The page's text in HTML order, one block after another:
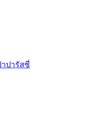
าปารัสซี่